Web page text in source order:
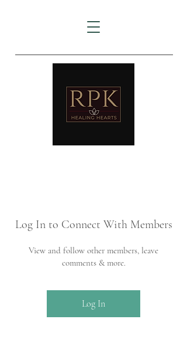
Log In to Connect With Members
View and follow other members, leave
comments & more.
Log In